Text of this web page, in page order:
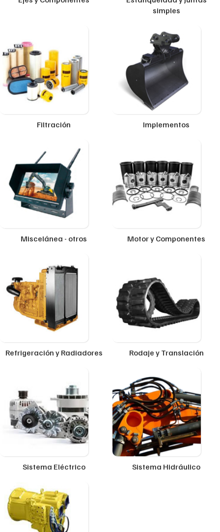
simples
Filtración Implementos
Miscelánea - otros Motor y Componentes
Refrigeración y Radiadores Rodaje y Translación
Sistema Eléctrico Sistema Hidráulico